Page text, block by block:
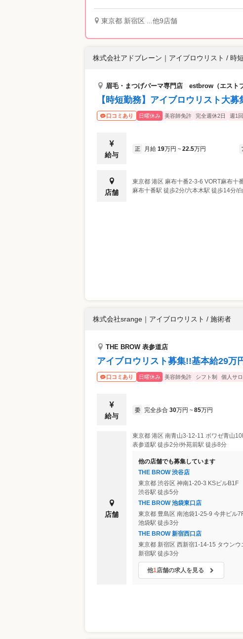
ん（25歳／女性／美容専門学校卒）
事で手荒れをしてしまい、美容師の仕事を断念。
きました！ ✅アナスタシア ミアレを選んだ理由 ・アナスタシア ミアレをお客とし
験してもらいたいと思った。 ━━━━━━━━━━━━━━ 気持ちの余裕を大切に
くできるならすごく素敵な仕事だと思ってました。 ✅アナスタシア ミアレを選
理由 ・自分自身の生活スタイル、気持ちの安定
だと感じたから 実際に入社10年目の現在は、
います。 スタッフではない時間の自分も大事に
東京都 新宿区 ...他9店舗
株式会社アドブレーン ｜ アイブロウリスト / 時
眉毛・まつげパーマ専門店 estbrow（エスト
【時短勤務】アイブロウリスト大
口コミあり 日曜休み 美容師免許 完全週休2日 週1回
給与
正 月給 19万円 ~ 22.5万円
店舗
東京都 港区 麻布十番2-3-6 VORT麻布
麻布十番駅 徒歩2分/六本木駅 徒歩14分/
株式会社srange ｜ アイブロウリスト / 施術者
THE BROW 表参道店
アイブロウリスト募集!!基本給29万
口コミあり 日曜休み 美容師免許 シフト制 個人サ
給与
委 完全歩合 30万円 ~ 85万円
店舗
東京都 港区 南青山3-12-11 ボワゼ青山
表参道駅 徒歩2分/外苑前駅 徒歩8分
他の店舗でも募集しています
THE BROW 渋谷店
東京都 渋谷区 神南1-20-3 KSビルB1F
渋谷駅 徒歩5分
THE BROW 池袋東口店
東京都 豊島区 南池袋1-25-9 今井ビル
池袋駅 徒歩3分
THE BROW 新宿西口店
東京都 新宿区 西新宿1-14-15 タウンウ
新宿駅 徒歩3分
他1店舗の求人を見る